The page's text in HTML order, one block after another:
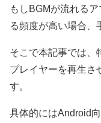
もしBGMが流れる
る頻度が高い場合、
そこで本記事では、
プレイヤーを再生さ
す。
具体的にはAndroid